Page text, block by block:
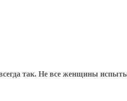
всегда так. Не все женщины